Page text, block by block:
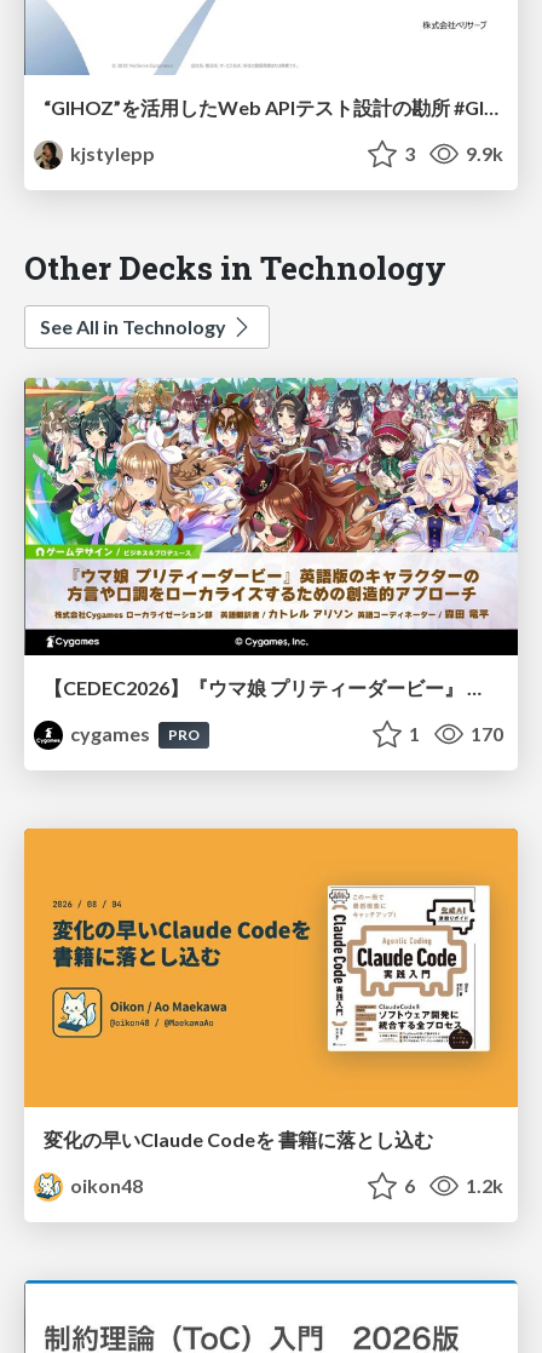
“GIHOZ”を活用したWeb APIテスト設計の勘所 #GIHOZ #devsumi #devsumiB
kjstylepp
3 9.9k
Other Decks in Technology
See All in Technology
【CEDEC2026】『ウマ娘 プリティーダービー』 英語版のキャラクターの方言や口調をローカライズするための創造的アプローチ
cygames
PRO 1 170
変化の早いClaude Codeを 書籍に落とし込む
oikon48
6 1.2k